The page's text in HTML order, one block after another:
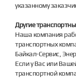
указанному
Другие
Наша компания
транспортных
Байкал-Сервис,
Если у Вас или
транспортной